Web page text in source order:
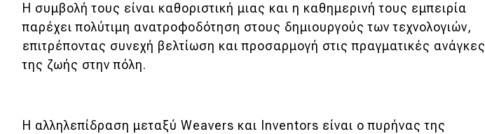
Η συμβολή τους είναι καθοριστική μιας και η καθημερινή τους εμπειρία
παρέχει πολύτιμη ανατροφοδότηση στους δημιουργούς των τεχνολογιών,
επιτρέποντας συνεχή βελτίωση και προσαρμογή στις πραγματικές ανάγκες
της ζωής στην πόλη.
Η αλληλεπίδραση μεταξύ Weavers και Inventors είναι ο πυρήνας της